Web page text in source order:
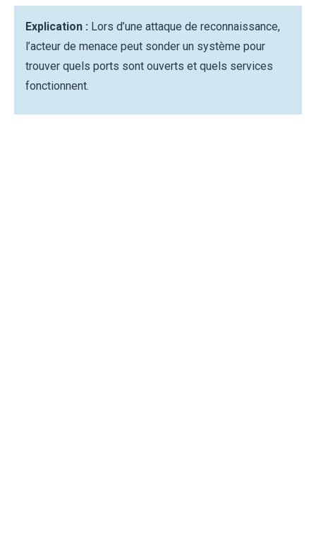
Explication : Lors d’une attaque de reconnaissance,
l’acteur de menace peut sonder un système pour
trouver quels ports sont ouverts et quels services
fonctionnent.